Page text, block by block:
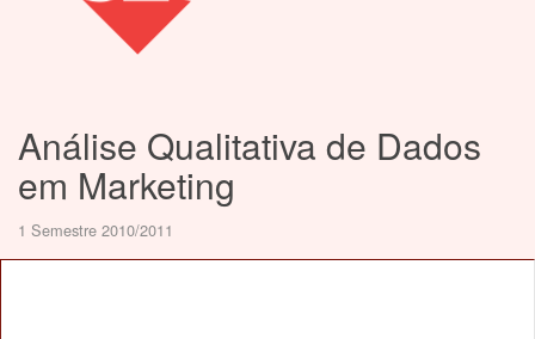
Análise Qualitativa de Dados
em Marketing
1 Semestre 2010/2011